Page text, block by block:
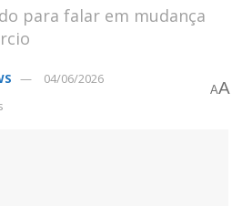
para falar em mudança
04/06/2026
AA